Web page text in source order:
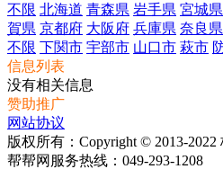
不限 北海道 青森県 岩手県 宮城県
賀県 京都府 大阪府 兵庫県 奈良県
不限 下関市 宇部市 山口市 萩市
信息列表
没有相关信息
赞助推广
网站协议
版权所有：Copyright © 2013-
帮帮网服务热线： 049-293-1208